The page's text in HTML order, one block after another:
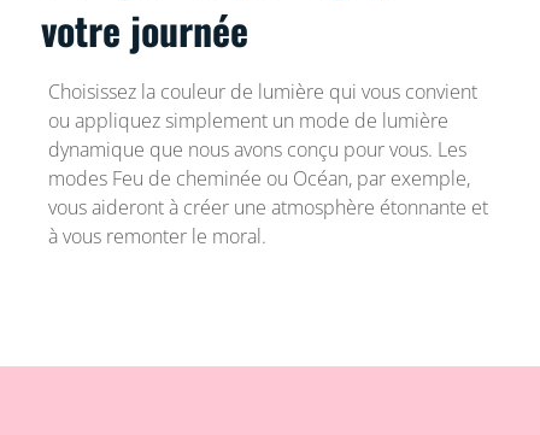
votre journée
Choisissez la couleur de lumière qui vous convient
ou appliquez simplement un mode de lumière
dynamique que nous avons conçu pour vous. Les
modes Feu de cheminée ou Océan, par exemple,
vous aideront à créer une atmosphère étonnante et
à vous remonter le moral.